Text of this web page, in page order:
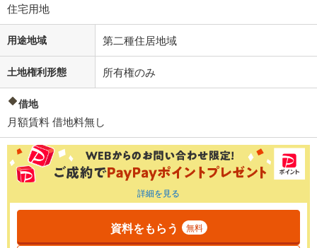
住宅用地
用途地域 第二種住居地域
土地権利形態 所有権のみ
借地
月額賃料 借地料無し
詳細を見る
資料をもらう 無料